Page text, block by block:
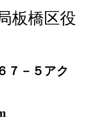
板橋区役
７－５アク